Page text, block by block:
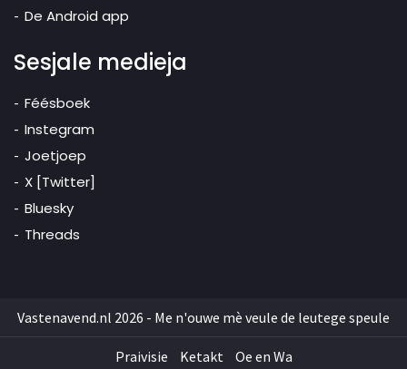
De Android app
Sesjale medieja
Féésboek
Instegram
Joetjoep
X [Twitter]
Bluesky
Threads
Vastenavend.nl 2026 - Me n'ouwe mè veule de leutege speule
Praivisie Ketakt Oe en Wa